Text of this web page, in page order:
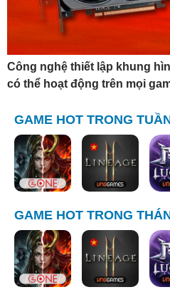
Công nghệ thiết lập khung
có thể hoạt động trên mọi
GAME HOT TRONG
GAME HOT TRONG